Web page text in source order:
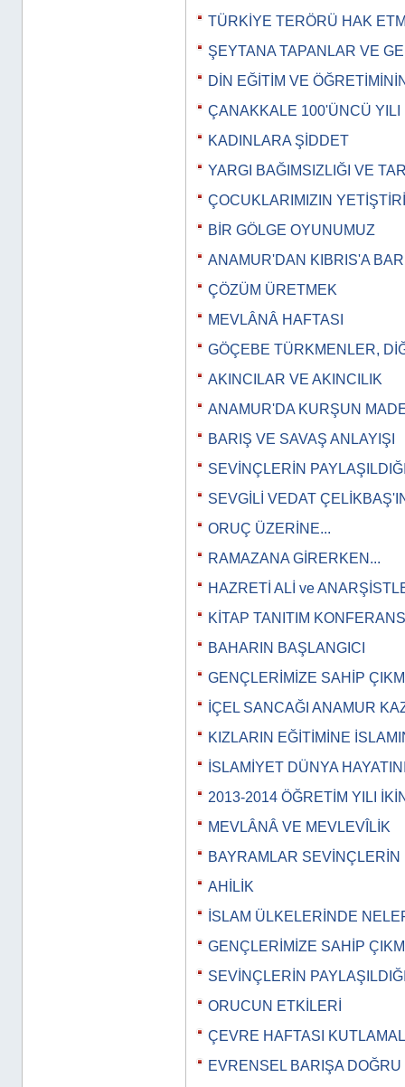
TÜRKİYE TERÖRÜ HAK
ŞEYTANA TAPANLAR VE
DİN EĞİTİM VE
ÇANAKKALE 100'ÜNCÜ YILI
KADINLARA ŞİDDET
YARGI BAĞIMSIZLIĞI VE
ÇOCUKLARIMIZIN
BİR GÖLGE OYUNUMUZ
ANAMUR'DAN KIBRIS'A
ÇÖZÜM ÜRETMEK
MEVLÂNÂ HAFTASI
GÖÇEBE TÜRKMENLER,
AKINCILAR VE AKINCILIK
ANAMUR'DA KURŞUN
BARIŞ VE SAVAŞ ANLAYIŞI
SEVİNÇLERİN
SEVGİLİ VEDAT
ORUÇ ÜZERİNE...
RAMAZANA GİRERKEN...
HAZRETİ ALİ ve
KİTAP TANITIM
BAHARIN BAŞLANGICI
GENÇLERİMİZE SAHİP
İÇEL SANCAĞI ANAMUR
KIZLARIN EĞİTİMİNE
İSLAMİYET DÜNYA
2013-2014 ÖĞRETİM YILI
MEVLÂNÂ VE MEVLEVÎLİK
BAYRAMLAR
AHİLİK
İSLAM ÜLKELERİNDE
GENÇLERİMİZE SAHİP
SEVİNÇLERİN
ORUCUN ETKİLERİ
ÇEVRE HAFTASI
EVRENSEL BARIŞA DOĞRU